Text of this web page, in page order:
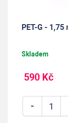
PET-G -
Skladem
590 Kč
-